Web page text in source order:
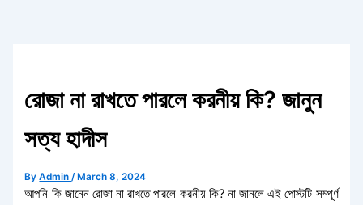
রোজা না রাখতে পারলে করনীয় কি? জানুন
সত্য হাদীস
ByAdmin/ March 8, 2024
আপনি কি জানেন রোজা না রাখতে পারলে করনীয় কি? না জানলে এই পোস্টটি সম্পূর্ণ